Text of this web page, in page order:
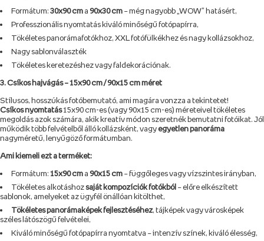
Formátum: 30x90 cm a 90x30 cm – még nagyobb „WOW” hatásért,
Professzionális nyomtatás kiváló minőségű fotópapírra,
Tökéletes panorámafotókhoz, XXL fotófülkékhez és nagy kollázsokhoz,
Nagy sablonválaszték
Tökéletes keretezéshez vagy faldekorációnak.
3. Csíkos hajvágás – 15x90 cm / 90x15 cm méret
Stílusos, hosszúkás fotóbemutató, ami magára vonzza a tekintetet!
Csíkos nyomtatás15x90 cm-es (vagy 90x15 cm-es) méreteivel tökéletes
megoldás azok számára, akik kreatív módon szeretnék bemutatni fotóikat. Jól
működik több felvételből álló kollázsként, vagyegyetlen panoráma
nagyméretű, lenyűgöző formátumban.
Ami kiemeli ezt a terméket:
Formátum: 15x90 cm a 90x15 cm – függőleges vagy vízszintes irányban,
Tökéletes alkotáshoz saját kompozíciók fotókból – előre elkészített
sablonok, amelyeket az ügyfél önállóan kitölthet,
Tökéletes panorámaképek fejlesztéséhez , tájképek vagy városképek
széles látószögű felvételei,
Kiváló minőségű fotópapírra nyomtatva – intenzív színek, kiváló élesség,